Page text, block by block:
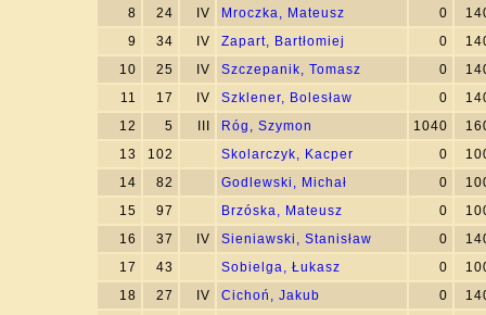
8
24 IV Mroczka, Mateusz 0
9
34 IV Zapart, Bartłomiej 0
10
25 IV Szczepanik, Tomasz 0
11
17 IV Szklener, Bolesław 0
12
5 Róg, Szymon 1040
13
102 Skolarczyk, Kacper 0
14
82 Godlewski, Michał 0
15
97 Brzóska, Mateusz 0
16
37 IV Sieniawski, Stanisław 0
17
43 Sobielga, Łukasz 0
18
27 IV Cichoń, Jakub 0